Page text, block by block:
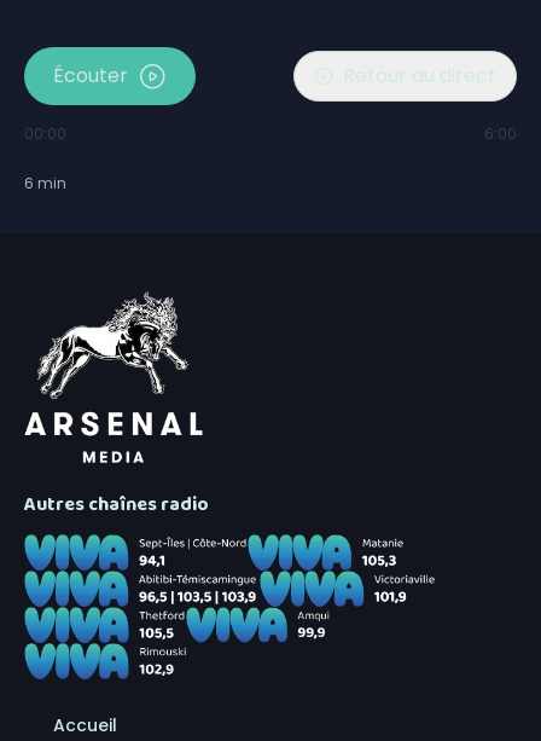
Écouter Retour au direct
00:00 6:00
6 min
Autres chaînes radio
Accueil